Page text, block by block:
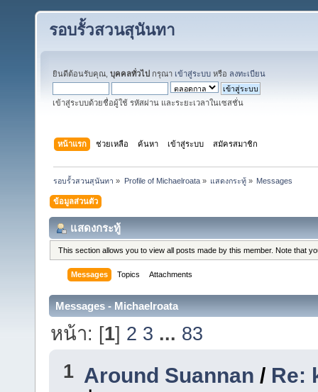
รอบรั้วสวนสุนันทา
ยินดีต้อนรับคุณ, บุคคลทั่วไป กรุณา เข้าสู่ระบบ หรือ ลงทะเบียน
เข้าสู่ระบบด้วยชื่อผู้ใช้ รหัสผ่าน และระยะเวลาในเซสชั่น
หน้าแรก ช่วยเหลือ ค้นหา เข้าสู่ระบบ สมัครสมาชิก
รอบรั้วสวนสุนันทา » Profile of Michaelroata» แสดงกระทู้» Messages
ข้อมูลส่วนตัว
แสดงกระทู้
This section allows you to view all posts made by this member. Note that
Messages Topics Attachments
Messages - Michaelroata
หน้า: [1] 2 3 ... 83
1 Around Suannan / Re: